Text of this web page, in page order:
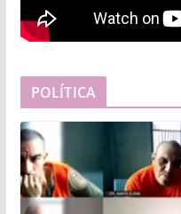
POLÍTICA